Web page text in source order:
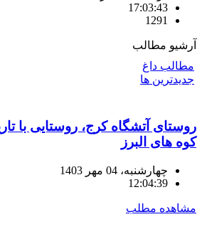
17:03:43
1291
آرشیو مطالب
مطالب داغ
جدیدترین ها
روستای آتشگاه کرج، روستایی با
کوه های البرز
چهارشنبه، 04 مهر 1403
12:04:39
مشاهده مطلب